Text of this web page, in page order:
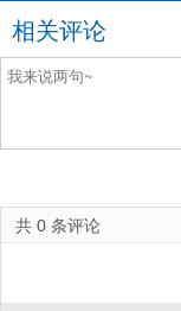
相关评论
共 0 条评论